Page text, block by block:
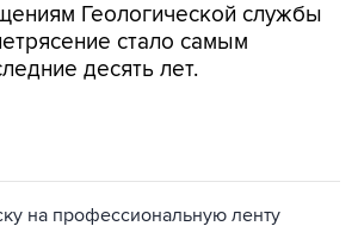
Геологической службы
стало самым
десять лет.
на профессиональную ленту